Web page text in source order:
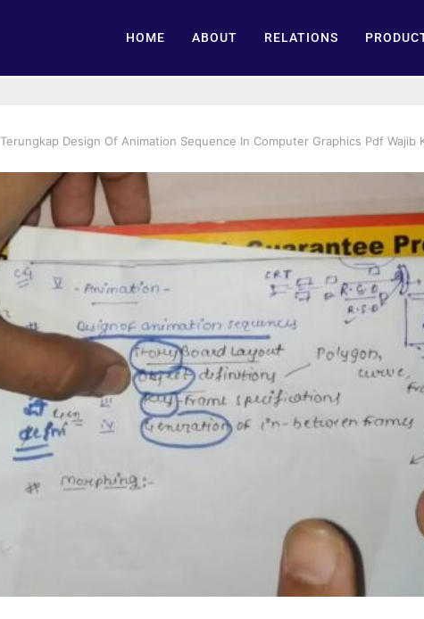
HOME ABOUT RELATIONS
Terungkap Design Of Animation Sequence In Computer Graphics Pdf Wajib